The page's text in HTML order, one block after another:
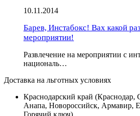
10.11.2014
Барев, Инстабокс! Вах какой
мероприятии!
Развлечение на мероприятии с
националь…
Доставка на льготных условиях
Краснодарский край (Краснодар,
Анапа, Новороссийск, Армавир,
Горячий ключ)